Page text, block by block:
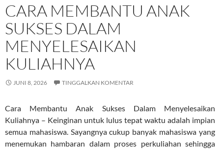
CARA MEMBANTU ANAK
SUKSES DALAM
MENYELESAIKAN
KULIAHNYA
JUNI 8, 2026 TINGGALKAN KOMENTAR
Cara Membantu Anak Sukses Dalam Menyelesaikan
Kuliahnya – Keinginan untuk lulus tepat waktu adalah impian
semua mahasiswa. Sayangnya cukup banyak mahasiswa yang
menemukan hambaran dalam proses perkuliahan sehingga